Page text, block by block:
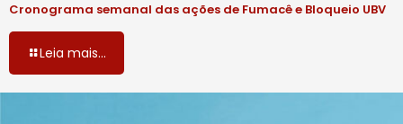
Cronograma semanal das ações de Fumacê e Bloqueio UBV
Leia mais...